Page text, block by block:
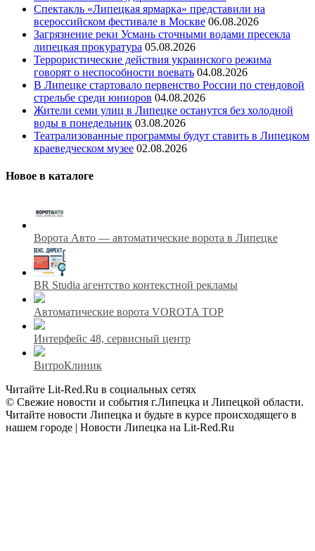
Спектакль «Липецкая ярмарка» представили на
всероссийском фестивале в Москве 06.08.2026
Загрязнение реки Усмань сточными водами пресекла
липецкая прокуратура 05.08.2026
Террористические действия украинского режима
говорят о неспособности воевать 04.08.2026
В Липецке стартовало первенство России по стендовой
стрельбе среди юниоров 04.08.2026
Жители семи улиц в Липецке останутся без холодной
воды в понедельник 03.08.2026
Театрализованные программы будут ставить в Липецком
краеведческом музее 02.08.2026
Новое в каталоге
Ворота Авто — автоматические ворота в Липецке
BR Studia агентство контекстной рекламы
Автоматические ворота VOROTA TOP
Интерфейс 48, сервисный центр
ВитроКлиник
Читайте Lit-Red.Ru в социальных сетях
© Свежие новости и события г.Липецка и Липецкой области.
Читайте новости Липецка и будьте в курсе происходящего в
нашем городе | Новости Липецка на Lit-Red.Ru